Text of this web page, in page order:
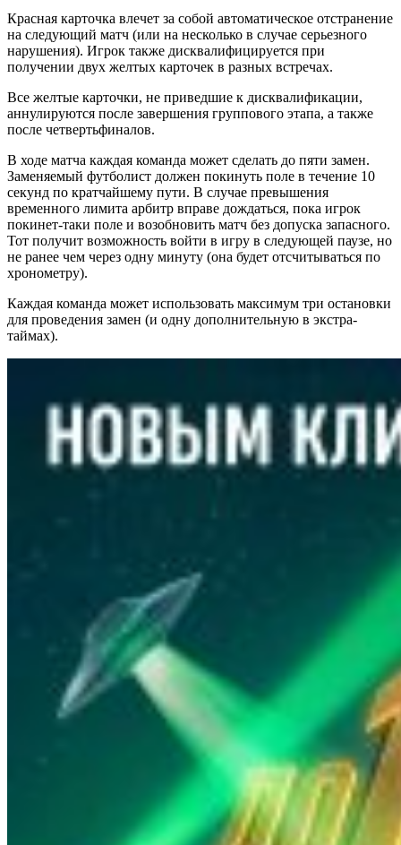
Красная карточка влечет за собой автоматическое отстранение
на следующий матч (или на несколько в случае серьезного
нарушения). Игрок также дисквалифицируется при
получении двух желтых карточек в разных встречах.
Все желтые карточки, не приведшие к дисквалификации,
аннулируются после завершения группового этапа, а также
после четвертьфиналов.
В ходе матча каждая команда может сделать до пяти замен.
Заменяемый футболист должен покинуть поле в течение 10
секунд по кратчайшему пути. В случае превышения
временного лимита арбитр вправе дождаться, пока игрок
покинет-таки поле и возобновить матч без допуска запасного.
Тот получит возможность войти в игру в следующей паузе, но
не ранее чем через одну минуту (она будет отсчитываться по
хронометру).
Каждая команда может использовать максимум три остановки
для проведения замен (и одну дополнительную в экстра-
таймах).